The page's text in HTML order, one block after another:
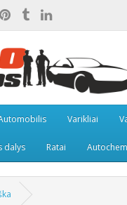
Varikliai
dalys Ratai